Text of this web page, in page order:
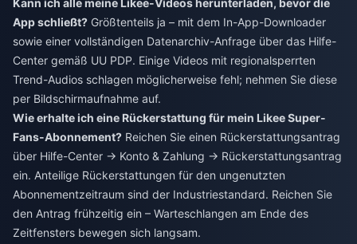
Kann ich alle meine Likee-Videos herunterladen, bevor die
App schließt? Größtenteils ja – mit dem In-App-Downloader
sowie einer vollständigen Datenarchiv-Anfrage über das Hilfe-
Center gemäß UU PDP. Einige Videos mit regionalsperrten
Trend-Audios schlagen möglicherweise fehl; nehmen Sie diese
per Bildschirmaufnahme auf.
Wie erhalte ich eine Rückerstattung für mein Likee Super-
Fans-Abonnement? Reichen Sie einen Rückerstattungsantrag
über Hilfe-Center → Konto & Zahlung → Rückerstattungsantrag
ein. Anteilige Rückerstattungen für den ungenutzten
Abonnementzeitraum sind der Industriestandard. Reichen Sie
den Antrag frühzeitig ein – Warteschlangen am Ende des
Zeitfensters bewegen sich langsam.